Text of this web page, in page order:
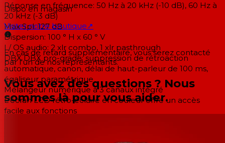
Réponse en fréquence: 50 Hz à 20 kHz (-10 dB), 60 Hz à
20 kHz (-3 dB)
Max Spl: 127 dB
Dispersion: 100 ° H x 60 ° V
I / OS audio: 2 xlr combo, 1 xlr pasthrough
DBX DBX pro-grade: suppression de rétroaction
automatique, canon, délai de haut-parleur de 100 ms,
égaliseur paramétrique
Mélangeur numérique à 3 canaux intégré
L'écran LCD rétro-éclairé en couleur offre un accès
facile aux fonctions
Dispo en magasin
Visiter notre boutique↗
En cas de retard supplémentaire, vous serez contacté
par l'un de nos représentants.
Vous avez des questions ? Nous
sommes là pour vous aider.